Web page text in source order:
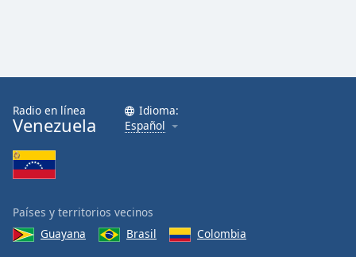
Radio en línea
Venezuela
Idioma:
Español
Países y territorios vecinos
Guayana
Brasil Colombia